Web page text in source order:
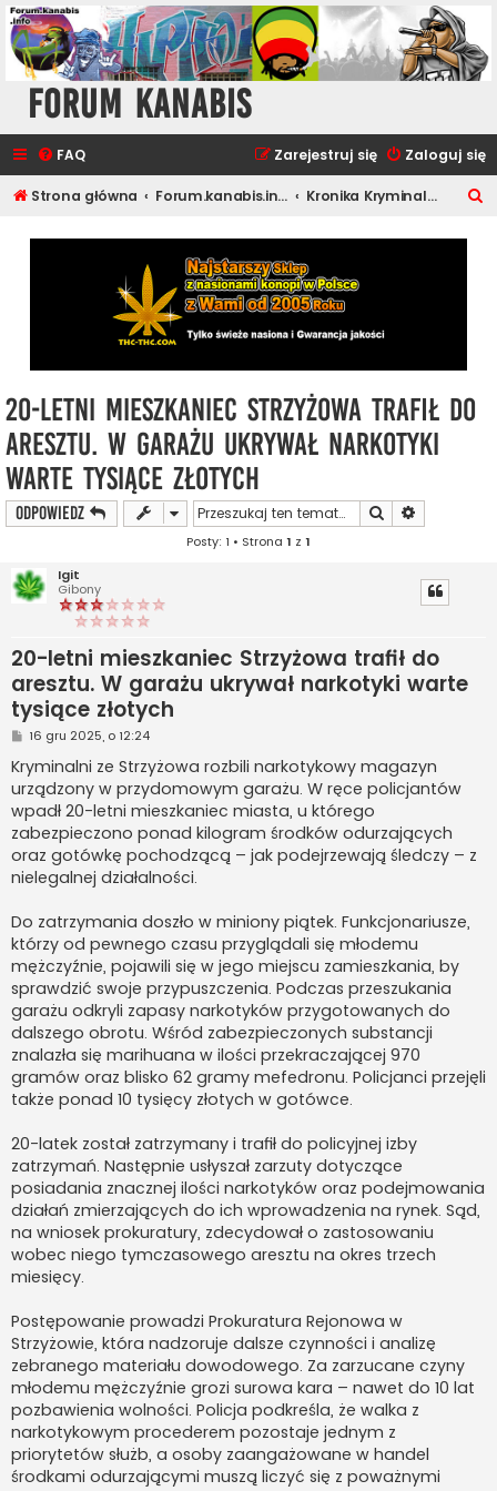
Forum Kanabis
FAQ Zaloguj się
Zarejestruj się
Strona główna Forum.kanabis.info - Ganja Tematy Kronika Kryminalna
20-letni mieszkaniec Strzyżowa trafił do
aresztu. W garażu ukrywał narkotyki
warte tysiące złotych
ODPOWIEDZ Szukaj
Posty: 1 • Strona 1 z 1
Igit
Gibony
20-letni mieszkaniec Strzyżowa trafił do
aresztu. W garażu ukrywał narkotyki warte
tysiące złotych
P
s
t
16 gru 2025, o 12:24
Kryminalni ze Strzyżowa rozbili narkotykowy magazyn
urządzony w przydomowym garażu. W ręce policjantów
wpadł 20-letni mieszkaniec miasta, u którego
zabezpieczono ponad kilogram środków odurzających
oraz gotówkę pochodzącą – jak podejrzewają śledczy – z
nielegalnej działalności.
Do zatrzymania doszło w miniony piątek. Funkcjonariusze,
którzy od pewnego czasu przyglądali się młodemu
mężczyźnie, pojawili się w jego miejscu zamieszkania, by
sprawdzić swoje przypuszczenia. Podczas przeszukania
garażu odkryli zapasy narkotyków przygotowanych do
dalszego obrotu. Wśród zabezpieczonych substancji
znalazła się marihuana w ilości przekraczającej 970
gramów oraz blisko 62 gramy mefedronu. Policjanci przejęli
także ponad 10 tysięcy złotych w gotówce.
20-latek został zatrzymany i trafił do policyjnej izby
zatrzymań. Następnie usłyszał zarzuty dotyczące
posiadania znacznej ilości narkotyków oraz podejmowania
działań zmierzających do ich wprowadzenia na rynek. Sąd,
na wniosek prokuratury, zdecydował o zastosowaniu
wobec niego tymczasowego aresztu na okres trzech
miesięcy.
Postępowanie prowadzi Prokuratura Rejonowa w
Strzyżowie, która nadzoruje dalsze czynności i analizę
zebranego materiału dowodowego. Za zarzucane czyny
młodemu mężczyźnie grozi surowa kara – nawet do 10 lat
pozbawienia wolności. Policja podkreśla, że walka z
narkotykowym procederem pozostaje jednym z
priorytetów służb, a osoby zaangażowane w handel
środkami odurzającymi muszą liczyć się z poważnymi